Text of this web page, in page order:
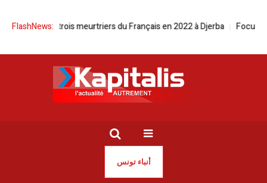
FlashNews:
les trois meurtriers du Français en 2022 à Djerba Focus sur les
أنباء تونس